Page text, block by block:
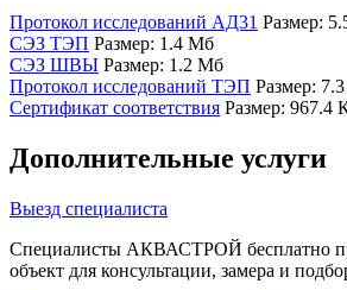
Протокол исследований АД31 Размер:
СЭЗ ТЭП Размер: 1.4 Мб
СЭЗ ШВЫ Размер: 1.2 Мб
Протокол исследований ТЭП Размер:
Сертификат соответствия Размер: 967.4
Дополнительные услуги
Выезд специалиста
Специалисты АКВАСТРОЙ бесплатно
объект для консультации, замера и